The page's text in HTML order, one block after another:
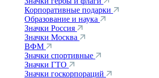
Корпоративные подарки
Образование и наука
Значки Россия
Значки Москва
ВФМ
Значки спортивные
Значки ГТО
Значки госкорпораций